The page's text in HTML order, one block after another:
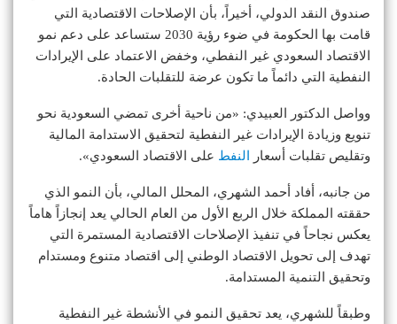
صندوق النقد الدولي، أخيراً، بأن الإصلاحات الاقتصادية التي
قامت بها الحكومة في ضوء رؤية 2030 ستساعد على دعم نمو
الاقتصاد السعودي غير النفطي، وخفض الاعتماد على الإيرادات
النفطية التي دائماً ما تكون عرضة للتقلبات الحادة.
وواصل الدكتور العبيدي: «من ناحية أخرى تمضي السعودية نحو
تنويع وزيادة الإيرادات غير النفطية لتحقيق الاستدامة المالية
وتقليص تقلبات أسعار
النفط على الاقتصاد السعودي».
من جانبه، أفاد أحمد الشهري، المحلل المالي، بأن النمو الذي
حققته المملكة خلال الربع الأول من العام الحالي يعد إنجازاً هاماً
يعكس نجاحاً في تنفيذ الإصلاحات الاقتصادية المستمرة التي
تهدف إلى تحويل الاقتصاد الوطني إلى اقتصاد متنوع ومستدام
وتحقيق التنمية المستدامة.
وطبقاً للشهري، يعد تحقيق النمو في الأنشطة غير النفطية